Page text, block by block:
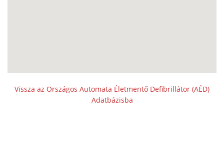
Vissza az Országos Automata Életmentő Defibrillátor (AÉD)
Adatbázisba